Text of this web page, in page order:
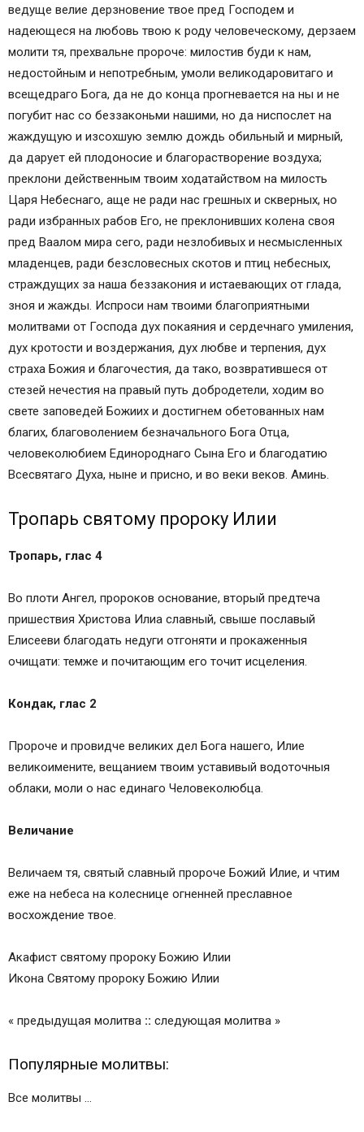
ведуще велие дерзновение твое пред Господем и
надеющеся на любовь твою к роду человеческому, дерзаем
молити тя, прехвальне пророче: милостив буди к нам,
недостойным и непотребным, умоли великодаровитаго и
всещедраго Бога, да не до конца прогневается на ны и не
погубит нас со беззаконьми нашими, но да ниспослет на
жаждущую и изсохшую землю дождь обильный и мирный,
да дарует ей плодоносие и благорастворение воздуха;
преклони действенным твоим ходатайством на милость
Царя Небеснаго, аще не ради нас грешных и скверных, но
ради избранных рабов Его, не преклонивших колена своя
пред Ваалом мира сего, ради незлобивых и несмысленных
младенцев, ради безсловесных скотов и птиц небесных,
страждущих за наша беззакония и истаевающих от глада,
зноя и жажды. Испроси нам твоими благоприятными
молитвами от Господа дух покаяния и сердечнаго умиления,
дух кротости и воздержания, дух любве и терпения, дух
страха Божия и благочестия, да тако, возвратившеся от
стезей нечестия на правый путь добродетели, ходим во
свете заповедей Божиих и достигнем обетованных нам
благих, благоволением безначального Бога Отца,
человеколюбием Единороднаго Сына Его и благодатию
Всесвятаго Духа, ныне и присно, и во веки веков. Аминь.
Тропарь святому пророку Илии
Тропарь, глас 4
Во плоти Ангел, пророков основание, вторый предтеча
пришествия Христова Илиа славный, свыше пославый
Елисееви благодать недуги отгоняти и прокаженныя
очищати: темже и почитающим его точит исцеления.
Кондак, глас 2
Пророче и провидче великих дел Бога нашего, Илие
великоимените, вещанием твоим уставивый водоточныя
облаки, моли о нас единаго Человеколюбца.
Величание
Величаем тя, святый славный пророче Божий Илие, и чтим
еже на небеса на колеснице огненней преславное
восхождение твое.
Акафист святому пророку Божию Илии
Икона Святому пророку Божию Илии
« предыдущая молитва :: следующая молитва »
Популярные молитвы:
Все молитвы …